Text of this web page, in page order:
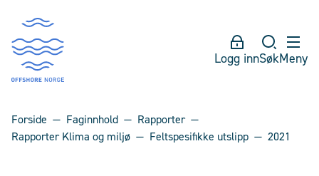
Logg innSøkMeny
Forside Faginnhold
Rapporter
Rapporter Klima og miljø
Feltspesifikke utslipp 2021